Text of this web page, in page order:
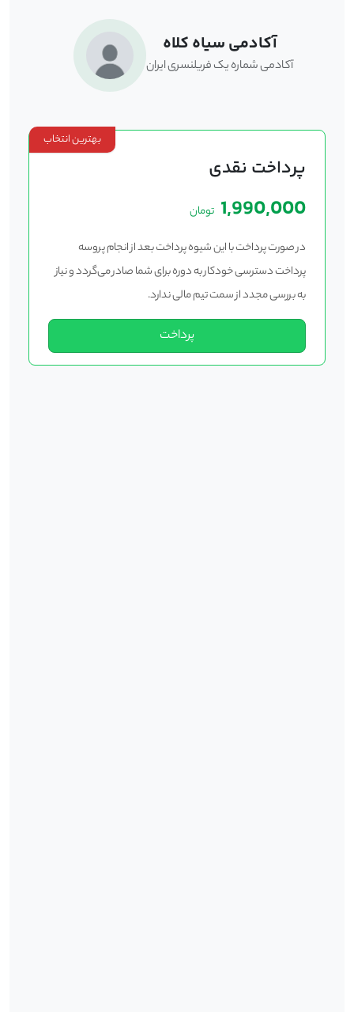
آکادمی سیاه کلاه
آکادمی شماره یک فریلنسری ایران
بهترین انتخاب
پرداخت نقدی
1,990,000 تومان
در صورت پرداخت با این شیوه پرداخت بعد از انجام پروسه
پرداخت دسترسی خودکار به دوره برای شما صادر می‌گردد و نیاز
به بررسی مجدد از سمت تیم مالی ندارد.
پرداخت